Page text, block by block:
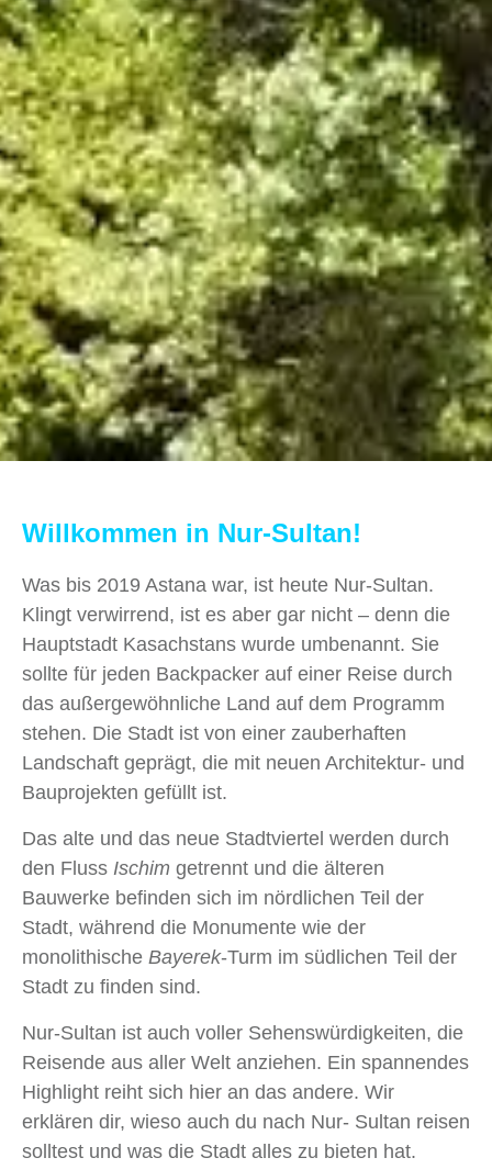
Willkommen in Nur-Sultan!
Was bis 2019 Astana war, ist heute Nur-Sultan.
Klingt verwirrend, ist es aber gar nicht – denn die
Hauptstadt Kasachstans wurde umbenannt. Sie
sollte für jeden Backpacker auf einer Reise durch
das außergewöhnliche Land auf dem Programm
stehen. Die Stadt ist von einer zauberhaften
Landschaft geprägt, die mit neuen Architektur- und
Bauprojekten gefüllt ist.
Das alte und das neue Stadtviertel werden durch
den Fluss Ischim getrennt und die älteren
Bauwerke befinden sich im nördlichen Teil der
Stadt, während die Monumente wie der
monolithische Bayerek-Turm im südlichen Teil der
Stadt zu finden sind.
Nur-Sultan ist auch voller Sehenswürdigkeiten, die
Reisende aus aller Welt anziehen. Ein spannendes
Highlight reiht sich hier an das andere. Wir
erklären dir, wieso auch du nach Nur- Sultan reisen
solltest und was die Stadt alles zu bieten hat.